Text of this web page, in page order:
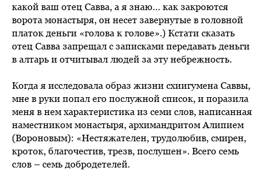
какой ваш отец Савва, а я знаю… как закроются
ворота монастыря, он несет завернутые в головной
платок деньги «голова к голове».) Кстати сказать
отец Савва запрещал с записками передавать деньги
в алтарь и отчитывал людей за эту небрежность.
Когда я исследовала образ жизни схиигумена Саввы,
мне в руки попал его послужной список, и поразила
меня в нем характеристика из семи слов, написанная
наместником монастыря, архимандритом Алипием
(Вороновым): «Нестяжателен, трудолюбив, смирен,
кроток, благочестив, трезв, послушен». Всего семь
слов – семь добродетелей.